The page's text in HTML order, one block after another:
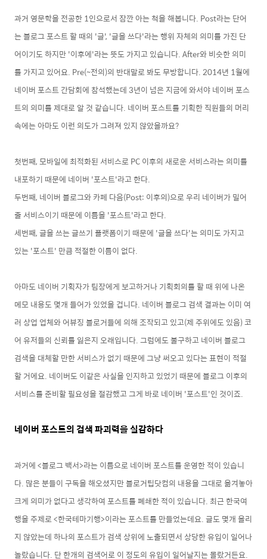
과거 영문학을 전공한 1인으로서 잠깐 아는 척을 해봅니다. Post라는 단어
는 블로그 포스트 할 때의 '글', '글을 쓰다'라는 행위 자체의 의미를 가진 단
어이기도하지만 '이후에'라는 뜻도 가지고 있습니다. After와 비슷한 의미
를 가지고 있어요. Pre(~전의)의 반대말로 봐도 무방합니다. 2014년 1월에
네이버 포스트 간담회에 참석했는데 3년이 넘은지금에 와서야네이버 포스
트의 의미를 제대로 알 것 같습니다. 네이버 포스트를 기획한 직원들의 머리
속에는 아마도 이런 의도가 그려져 있지 않았을까요?
첫번째,모바일에 최적화된 서비스로PC 이후의 새로운 서비스라는 의미를
내포하기 때문에 네이버 '포스트'라고 한다.
두번째, 네이버 블로그와 카페 다음(Post: 이후의)으로 우리 네이버가 밀어
줄 서비스이기 때문에 이름을 '포스트'라고 한다.
세번째, 글을 쓰는 글쓰기 플랫폼이기 때문에 '글을 쓰다'는 의미도 가지고
있는 '포스트' 만큼 적절한 이름이 없다.
아마도 네이버 기획자가 팀장에게 보고하거나 기획회의를 할 때 위에 나온
메모 내용도 몇개 들어가 있었을 겁니다. 네이버 블로그 검색 결과는 이미 여
러 상업 업체와 어뷰징 블로거들에 의해 조작되고 있고(제 주위에도 있음) 코
어 유저들의 신뢰를 잃은지 오래입니다. 그럼에도 불구하고 네이버 블로그
검색을 대체할 만한 서비스가 없기 때문에 그냥 써오고 있다는 표현이 적절
할거에요. 네이버도 이같은 사실을 인지하고있었기 때문에 블로그 이후의
서비스를 준비할 필요성을 절감했고 그게 바로 네이버 '포스트'인 것이죠.
네이버 포스트의 검색 파괴력을 실감하다
과거에 <블로그 백서>라는 이름으로 네이버 포스트를 운영한 적이 있습니
다. 많은 분들이 구독을 해오셨지만 블로거팁닷컴의 내용을 그대로 옮겨놓아
크게 의미가 없다고 생각하여 포스트를 폐쇄한 적이 있습니다. 최근 한국여
행을 주제로 <한국테마기행>이라는 포스트를 만들었는데요. 글도 몇개 올리
지 않았는데 하나의 포스트가 검색 상위에 노출되면서 상당한 유입이 일어나
놀랐습니다. 단 한개의 검색어로 이 정도의 유입이 일어날지는 몰랐거든요.